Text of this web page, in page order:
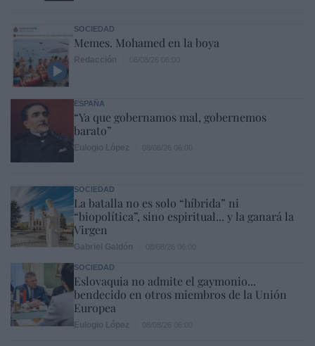
SOCIEDAD
Memes. Mohamed en la boya
ESPAÑA
“Ya que gobernamos mal, gobernemos
barato”
SOCIEDAD
La batalla no es solo “híbrida” ni
“biopolítica”, sino espiritual... y la ganará la
Virgen
SOCIEDAD
Eslovaquia no admite el gaymonio...
bendecido en otros miembros de la Unión
Europea